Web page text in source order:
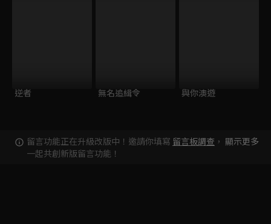
逆者 無名追緝令 與你澳遊
留言功能正在升級改版中！邀請你填寫 留言板調查 ，
一起共創新版留言功能！
顯示更多